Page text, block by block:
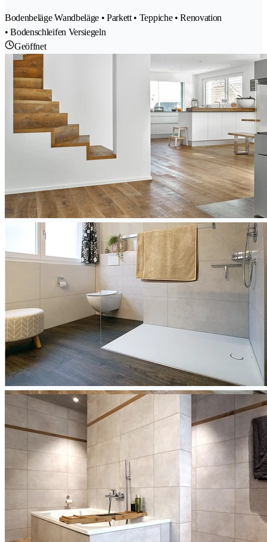
Bodenbeläge Wandbeläge • Parkett • Teppiche • Renovation
• Bodenschleifen Versiegeln
Geöffnet